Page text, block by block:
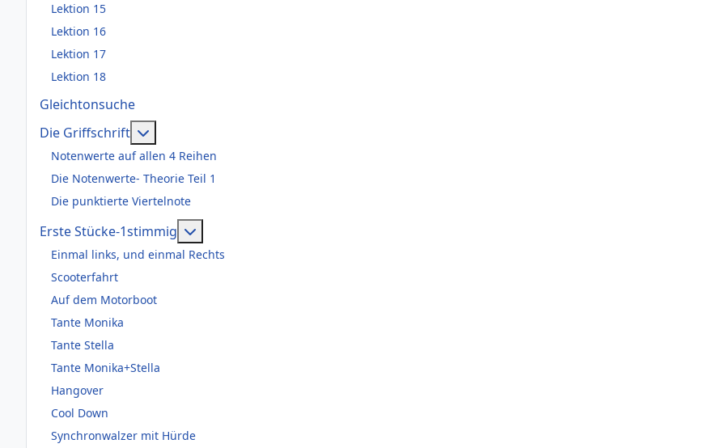
Lektion 15
Lektion 16
Lektion 17
Lektion 18
Gleichtonsuche
Die Griffschrift
Notenwerte auf allen 4 Reihen
Die Notenwerte- Theorie Teil 1
Die punktierte Viertelnote
Erste Stücke-1stimmig
Einmal links, und einmal Rechts
Scooterfahrt
Auf dem Motorboot
Tante Monika
Tante Stella
Tante Monika+Stella
Hangover
Cool Down
Synchronwalzer mit Hürde